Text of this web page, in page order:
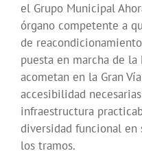
el Grupo Municipal
órgano competente a
de
puesta en marcha de la
acometan en la Gran
accesibilidad
infraestructura
diversidad funcional
los tramos.